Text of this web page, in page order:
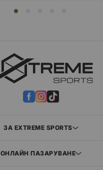
ЗА EXTREME SPORTS
ОНЛАЙН ПАЗАРУВАНЕ